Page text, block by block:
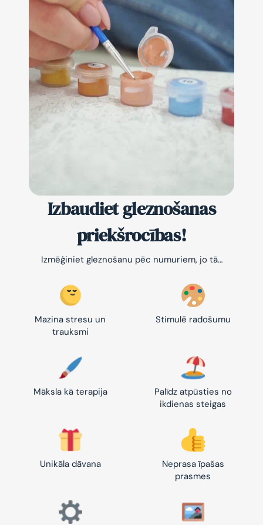
Izbaudiet gleznošanas
priekšrocības!
Izmēģiniet gleznošanu pēc numuriem, jo tā…
Mazina stresu un
trauksmi
Stimulē radošumu
Māksla kā terapija
Palīdz atpūsties no
ikdienas steigas
Unikāla dāvana
Neprasa īpašas
prasmes